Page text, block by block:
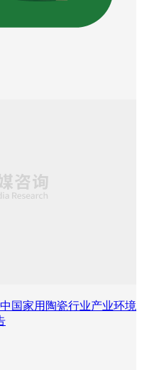
国家用陶瓷行业产业环境